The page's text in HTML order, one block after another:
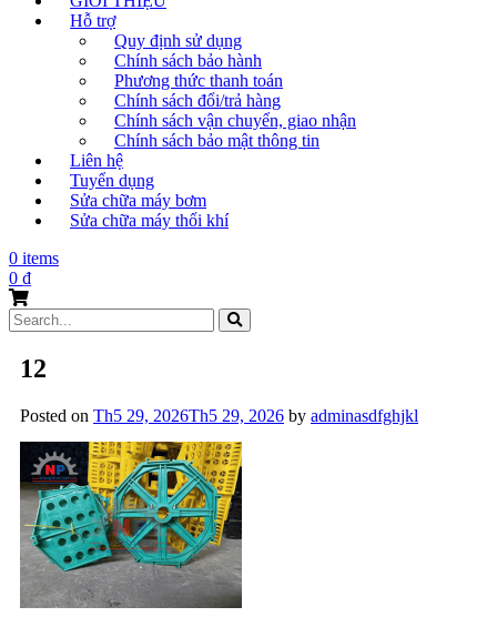
Hỗ trợ
Quy định sử dụng
Chính sách bảo hành
Phương thức thanh toán
Chính sách đổi/trả hàng
Chính sách vận chuyển, giao nhận
Chính sách bảo mật thông tin
Liên hệ
Tuyển dụng
Sửa chữa máy bơm
Sửa chữa máy thổi khí
0 items
0 ₫
Search
for:
12
Posted on Th5 29, 2026Th5 29, 2026 by adminasdfghjkl